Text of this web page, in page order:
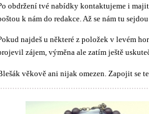
obdržení tvé nabídky kontaktujeme i
k nám do redakce. Až se nám tu
najdeš u některé z položek v levém
zájem, výměna ale zatím ještě
věkově ani nijak omezen. Zapojit se